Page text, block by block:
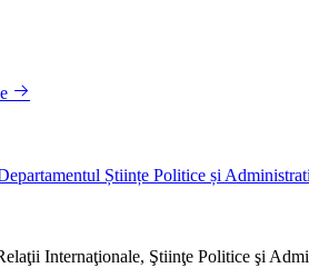
Științe Politice și
Internaţionale, Ştiinţe Politice şi